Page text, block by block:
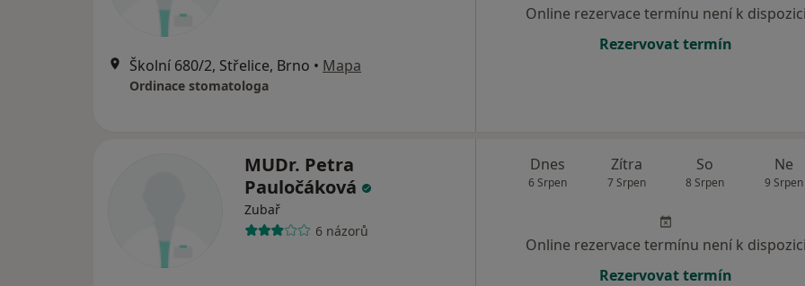
Školní 680/2, Střelice, Brno • Mapa
Ordinace stomatologa
Online rezervace termínu není k dispozici
Rezervovat termín
MUDr. Petra
Pauločáková
Zubař
6 názorů
Dnes
6 Srpen
Zítra
7 Srpen
So
8 Srpen
Ne
9 Srpen
Online rezervace termínu není k dispozici
Rezervovat termín